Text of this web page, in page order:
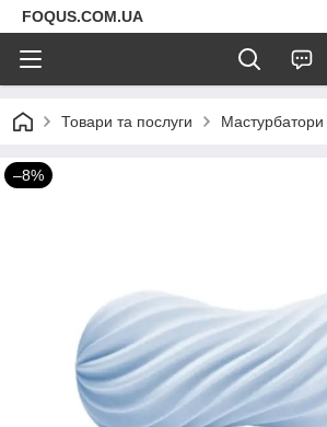
FOQUS.COM.UA
Товари та послуги Мастурбатори
–8%